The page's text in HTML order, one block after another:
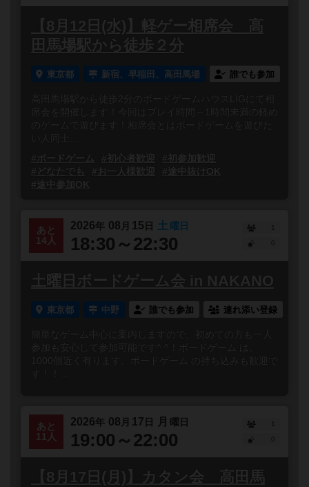
【8月12日(水)】軽ゲー相席会 高
田馬場駅から徒歩２分
東京都 新宿、早稲田、高田馬場 誰でも参加
高田馬場駅から徒歩2分のボードゲームハウスLIGにて相
席会を開催します！今回はプレイ時間～1時間未満の軽め
のゲームで遊びます！相席会とはボードゲームを遊びた
い人同士...
#ボードゲーム
#初心者歓迎
#初参加歓迎
#どなたでも
#お一人様歓迎
#途中抜けOK
#途中参加OK
あと
14人
2026年 08 月 15 日 土 曜日
18:30～22:30
1
土曜日ボードゲーム会 in NAKANO
東京都 中野 誰でも参加 連れ添い登録
簡単なゲーム中心に案内しますので、初めての方も一人
参加も安心して参加可能です^ ^！ボードゲーム は、
1000個近く有ります。ボードゲーム の持ち込みも歓迎で
あと
11人
2026年 08 月 17 日 月 曜日
19:00～22:00
1
【8月17日(月)】カタン会 高田馬